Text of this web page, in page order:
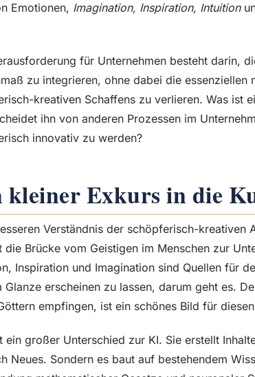
Emotionen, Imagination, Inspiration, Intuition
für Unternehmen besteht darin,
zu integrieren, ohne dabei die essenziellen
kreativen Schaffens zu verlieren. Was ist
ihn von anderen Prozessen im
innovativ zu werden?
kleinerExkurs in die
Verständnis der schöpferisch-kreativen
die Brücke vom Geistigen im Menschen zur
Inspiration und Imagination sind Quellen für
Glanze erscheinen zu lassen, darum geht es.
empfingen, ist ein schönes Bild für
ein großer Unterschied zur KI. Sie erstellt
Neues. Sondern es baut auf bestehendem